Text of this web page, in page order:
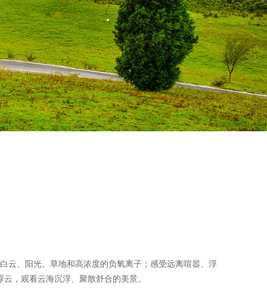
云、阳光、草地和高浓度的负氧离子；感受远离喧嚣、浮
，观看云海沉浮、聚散舒合的美景。